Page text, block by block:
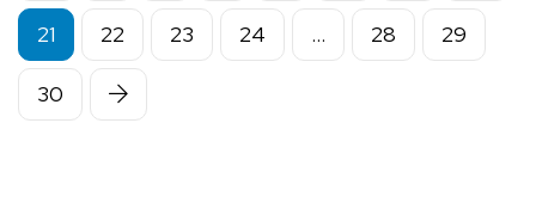
21 22 23 24 … 28 29
30